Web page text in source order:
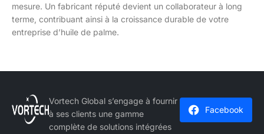
mesure. Un fabricant réputé devient un collaborateur à long
terme, contribuant ainsi à la croissance durable de votre
entreprise d’huile de palme.
Vortech Global s’engage à fournir
à ses clients une gamme
complète de solutions intégrées
Facebook